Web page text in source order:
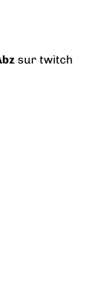
sur twitch